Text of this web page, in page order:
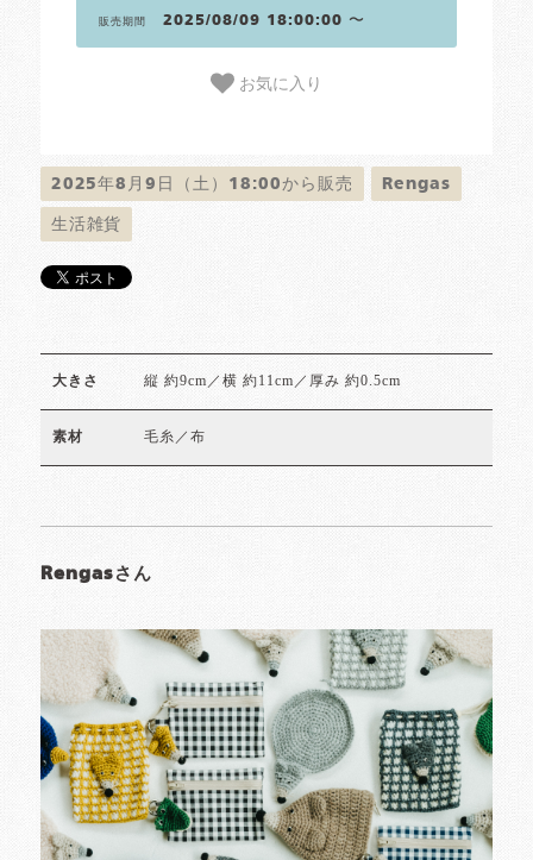
販売期間 2025/08/09 18:00:00 〜
お気に入り
2025年8月9日（土）18:00から販売 Rengas
生活雑貨
大きさ 縦 約9cm／横 約11cm／厚み 約0.5cm
素材 毛糸／布
Rengasさん